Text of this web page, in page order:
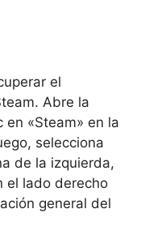
el
Abre la
en «Steam» en la
selecciona
de la izquierda,
el lado derecho
general del